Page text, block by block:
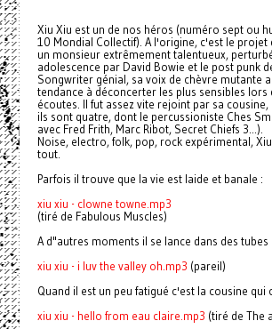
Xiu Xiu est un de nos héros (numéro sept ou
10 Mondial Collectif). A l'origine, c'est le projet
un monsieur extrêmement talentueux,
adolescence par David Bowie et le post punk
Songwriter génial, sa voix de chèvre mutante
tendance à déconcerter les plus sensibles lors
écoutes. Il fut assez vite rejoint par sa
ils sont quatre, dont le percussioniste Ches
avec Fred Frith, Marc Ribot, Secret Chiefs 3...).
Noise, electro, folk, pop, rock expérimental,
tout.
Parfois il trouve que la vie est laide et banale :
xiu xiu - clowne towne.mp3
(tiré de Fabulous Muscles)
A d"autres moments il se lance dans des tubes
xiu xiu - i luv the valley oh.mp3 (pareil)
Quand il est un peu fatigué c'est la cousine qui
xiu xiu - hello from eau claire.mp3 (tiré de The